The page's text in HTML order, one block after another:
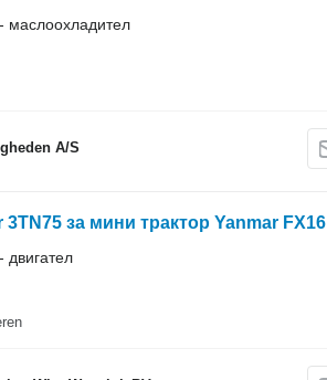
маслоохладител
A/S
3TN75 за мини трактор Yanmar FX16
двигател